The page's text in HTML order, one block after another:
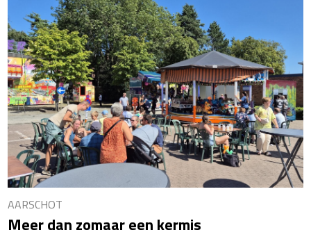
AARSCHOT
Meer dan zomaar een kermis